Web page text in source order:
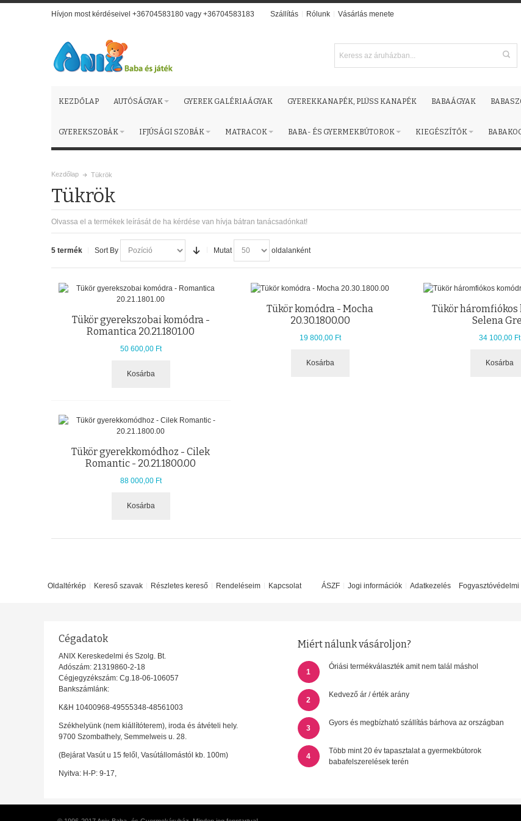
Hívjon most kérdéseivel +36704583180 vagy +36704583183 Szállítás Rólunk Vásárlás menete
KEZDŐLAP AUTÓSÁGYAK GYEREK GALÉRIAÁGYAK GYEREKKANAPÉK, PLÜSS KANAPÉK BABAÁGYAK
GYEREKSZOBÁK IFJÚSÁGI SZOBÁK MATRACOK BABA- ÉS GYERMEKBÚTOROK KIEGÉSZÍTŐK
Kezdőlap Tükrök
Tükrök
Olvassa el a termékek leírását de ha kérdése van hívja bátran tanácsadónkat!
5 termék Sort By Mutat oldalanként
Tükör gyerekszobai komódra -
Romantica 20.21.1801.00
50 600,00 Ft
Kosárba
Tükör komódra - Mocha
20.30.1800.00
19 800,00 Ft
Kosárba
Tükör háromfiókos
Selena
34 100,00 Ft
Kosárba
Tükör gyerekkomódhoz - Cilek
Romantic - 20.21.1800.00
88 000,00 Ft
Kosárba
Oldaltérkép Kereső szavak Részletes kereső Rendeléseim Kapcsolat ÁSZF Jogi információk Adatkezelés
Cégadatok
ANIX Kereskedelmi és Szolg. Bt.
Adószám: 21319860-2-18
Cégjegyzékszám: Cg.18-06-106057
Bankszámlánk:
K&H 10400968-49555348-48561003
Székhelyünk (nem kiállítóterem), iroda és átvételi hely.
9700 Szombathely, Semmelweis u. 28.
(Bejárat Vasút u 15 felől, Vasútállomástól kb. 100m)
Nyitva: H-P: 9-17,
Miért nálunk vásároljon?
1
Óriási termékválaszték amit nem talál máshol
2
Kedvező ár / érték arány
3
Gyors és megbízható szállítás bárhova az országban
4
Több mint 20 év tapasztalat a gyermekbútorok
babafelszerelések terén